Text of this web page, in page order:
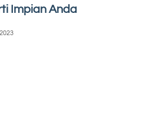
Impian Anda